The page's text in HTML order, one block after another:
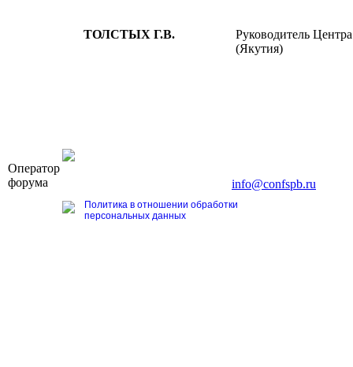
ТОЛСТЫХ Г.В.
Руководитель
(Якутия)
Оператор
форума
info@confspb.ru
Политика в отношении обработки
персональных данных